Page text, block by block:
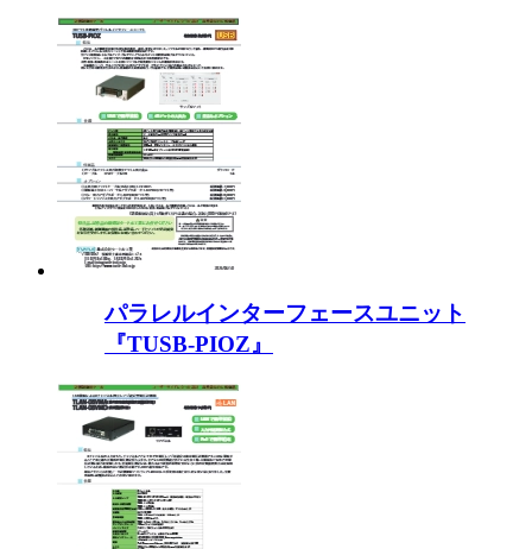
パラレルインターフェースユニット
『TUSB-PIOZ』